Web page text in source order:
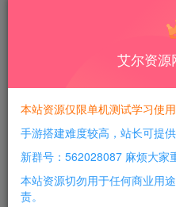
每日活跃最高可获得
积分免费兑换！
游戏介绍：
在996的官方论坛找到的
确的BUG，其他地方一点没动
艾尔资源
本站资源仅限单机测试学习使
手游搭建难度较高，站长可提
新群号：562028087 麻烦大家
本站资源切勿用于任何商业用
责。